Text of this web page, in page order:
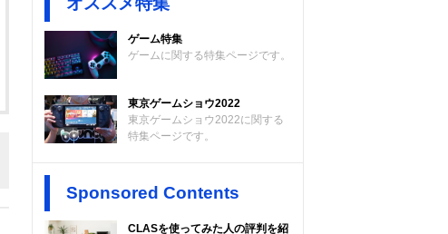
ゲーム特集
ゲームに関する特集ページです。
東京ゲームショウ2022
東京ゲームショウ2022に関する
特集ページです。
Sponsored Contents
CLASを使ってみた人の評判を紹